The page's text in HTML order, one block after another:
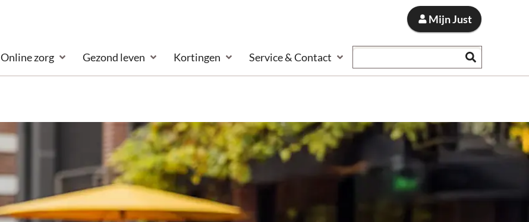
Mijn Just
Online zorg Gezond leven Kortingen Service & Contact